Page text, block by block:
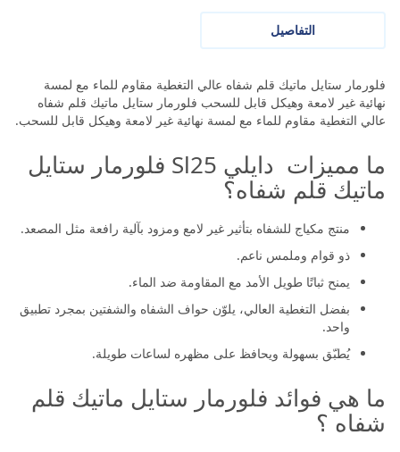
التفاصيل
فلورمار ستايل ماتيك قلم شفاه عالي التغطية مقاوم للماء مع لمسة
نهائية غير لامعة وهيكل قابل للسحب فلورمار ستايل ماتيك قلم شفاه
عالي التغطية مقاوم للماء مع لمسة نهائية غير لامعة وهيكل قابل للسحب.
ما مميزات دايلي Sl25 فلورمار ستايل
ماتيك قلم شفاه؟
منتج مكياج للشفاه بتأثير غير لامع ومزود بآلية رافعة مثل المصعد.
ذو قوام وملمس ناعم.
يمنح ثباتًا طويل الأمد مع المقاومة ضد الماء.
بفضل التغطية العالي، يلوّن حواف الشفاه والشفتين بمجرد تطبيق
واحد.
يُطبّق بسهولة ويحافظ على مظهره لساعات طويلة.
ما هي فوائد فلورمار ستايل ماتيك قلم
شفاه ؟